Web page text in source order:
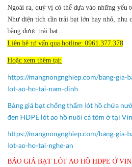
Ngoài ra, quý vị có thể dựa vào những yếu
Như diện tích cần trải bạt lớn hay nhỏ, nhu
bằng được trải bạt...
Liên hệ tư vấn qua hotline: 0961.377.378
Hoặc xem thêm tại:
https://mangnongnghiep.com/bang-gia-
lot-ao-ho-tai-nam-dinh​
Bảng giá bạt chống thấm lót hồ chứa
đen HDPE lót ao hồ nuôi cá tôm ở tại
https://mangnongnghiep.com/bang-gia-
lot-ao-ho-tai-nghe-an
BÁO GIÁ BẠT LÓT AO HỒ HDPE Ở